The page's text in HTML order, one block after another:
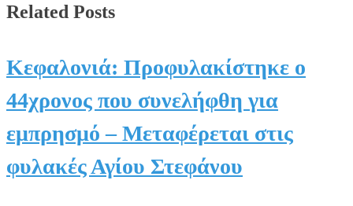
Related Posts
Κεφαλονιά: Προφυλακίστηκε ο
44χρονος που συνελήφθη για
εμπρησμό – Μεταφέρεται στις
φυλακές Αγίου Στεφάνου